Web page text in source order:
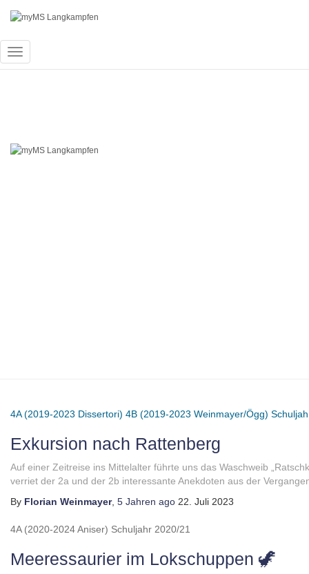
Navigation
4A (2019-2023 Dissertori) 4B (2019-2023 Weinmayer/Ögg)
Exkursion nach Rattenberg
Auf einer Zeitreise ins Mittelalter führte uns das Waschweib
verriet der 2a und der 2b interessante Anekdoten aus der
By Florian Weinmayer, 5 Jahren ago 22. Juli 2023
4A (2020-2024 Aniser) Schuljahr 2020/21
Meeressaurier im Lokschuppen 🦖